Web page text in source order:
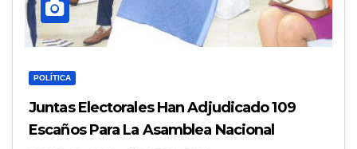
POLÍTICA
Juntas Electorales Han Adjudicado 109
Escaños Para La Asamblea Nacional